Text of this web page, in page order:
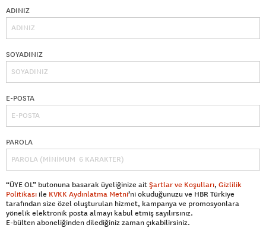
ADINIZ
SOYADINIZ
E-POSTA
PAROLA
“ÜYE OL” butonuna basarak üyeliğinize aitŞartlar ve Koşulları, Gizlilik
Politikası ile KVKK Aydınlatma Metni’ni okuduğunuzu ve HBR Türkiye
tarafından size özel oluşturulan hizmet, kampanya ve promosyonlara
yönelik elektronik posta almayı kabul etmiş sayılırsınız.
E-bülten aboneliğinden dilediğiniz zaman çıkabilirsiniz.